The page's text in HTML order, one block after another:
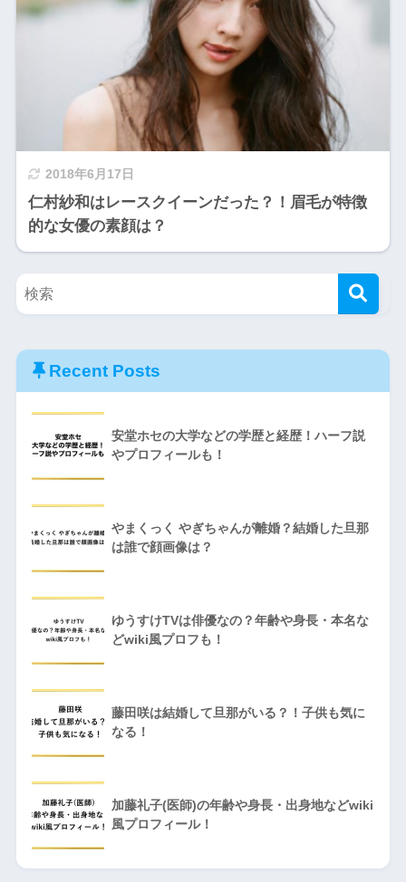
2018年6月17日
仁村紗和はレースクイーンだった？！眉毛が特徴
的な女優の素顔は？
Recent Posts
安堂ホセの大学などの学歴と経歴！ハーフ説
やプロフィールも！
やまくっく やぎちゃんが離婚？結婚した旦那
は誰で顔画像は？
ゆうすけTVは俳優なの？年齢や身長・本名な
どwiki風プロフも！
藤田咲は結婚して旦那がいる？！子供も気に
なる！
加藤礼子(医師)の年齢や身長・出身地などwiki
風プロフィール！